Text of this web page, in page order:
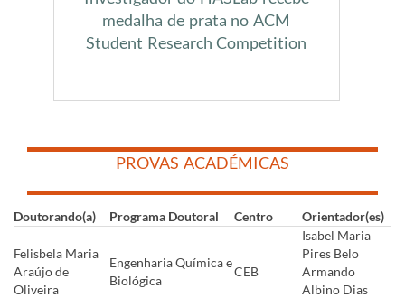
medalha de prata no ACM
Student Research Competition
​
PROVAS ACADÉMICAS
​
Doutorando(a)
Programa Doutoral Centro Orientador(es)
Felisbela Maria
Araújo de
Oliveira
Engenharia Química e
Biológica
CEB
Isabel Maria
Pires Belo
Armando
Albino Dias